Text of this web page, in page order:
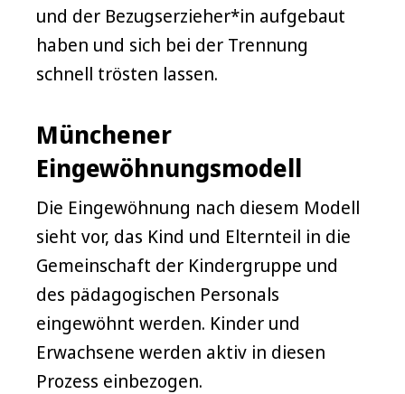
und der Bezugserzieher*in aufgebaut
haben und sich bei der Trennung
schnell trösten lassen.
Münchener
Eingewöhnungsmodell
Die Eingewöhnung nach diesem Modell
sieht vor, das Kind und Elternteil in die
Gemeinschaft der Kindergruppe und
des pädagogischen Personals
eingewöhnt werden. Kinder und
Erwachsene werden aktiv in diesen
Prozess einbezogen.